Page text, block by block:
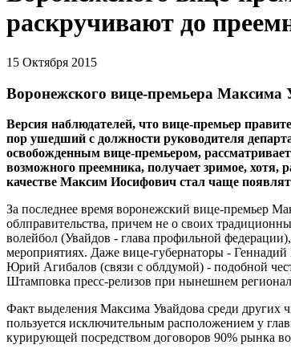
раскручивают до
15 Октября 2015
Воронежского вице-премьера Максима
Версия наблюдателей, что вице-премьер
пор ушедший с должности руководителя
освобожденным вице-премьером,
возможного преемника, получает зримое, хотя,
качестве Максим Иосифович стал чаще
За последнее время воронежский вице-премьер
облправительства, причем не о своих
волейбол (Увайдов - глава профильной
мероприятиях. Даже вице-губернаторы -
Юрий Агибалов (связи с облдумой) - подобной
Штамповка пресс-релизов при нынешнем
Факт выделения Максима Увайдова среди других
пользуется исключительным расположением у
курирующей посредством договоров 90% рынка